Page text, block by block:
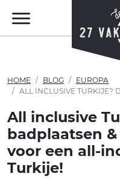
HOME BLOG
EUROPA
ALL INCLUSIVE TURKIJE? DE 5 LEUKSTE BADPLAATSEN & 15 BESTE HOTELS VOOR EEN
All inclusive
badplaatsen &
voor een all-
Turkije!